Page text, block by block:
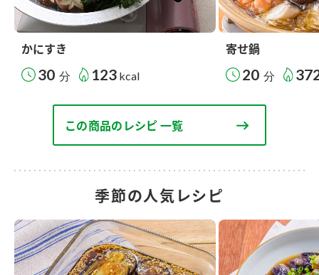
かにすき
30 分 123 kcal
寄せ鍋
20 分
この商品のレシピ 一覧
季節の人気レシピ